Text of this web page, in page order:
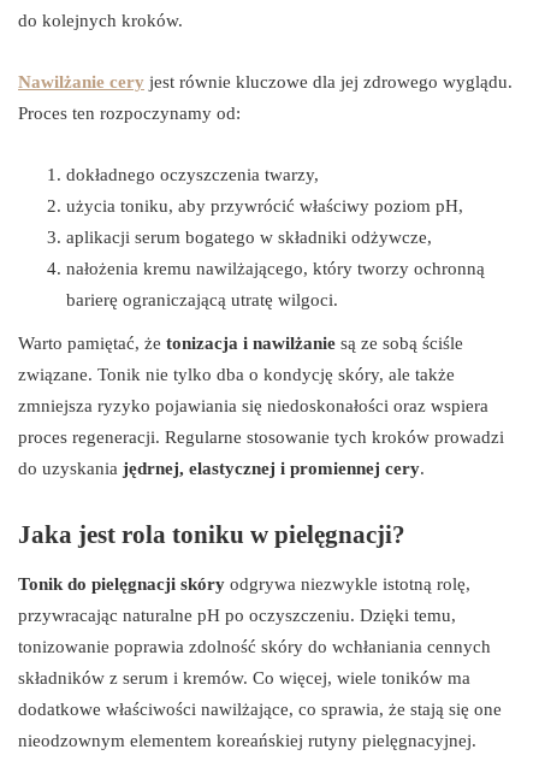
do kolejnych kroków.
Nawilżanie cery jest równie kluczowe dla jej zdrowego wyglądu.
Proces ten rozpoczynamy od:
dokładnego oczyszczenia twarzy,
użycia toniku, aby przywrócić właściwy poziom pH,
aplikacji serum bogatego w składniki odżywcze,
nałożenia kremu nawilżającego, który tworzy ochronną
barierę ograniczającą utratę wilgoci.
Warto pamiętać, że tonizacja i nawilżanie są ze sobą ściśle
związane. Tonik nie tylko dba o kondycję skóry, ale także
zmniejsza ryzyko pojawiania się niedoskonałości oraz wspiera
proces regeneracji. Regularne stosowanie tych kroków prowadzi
do uzyskania jędrnej, elastycznej i promiennej cery.
Jaka jest rola toniku w pielęgnacji?
Tonik do pielęgnacji skóry odgrywa niezwykle istotną rolę,
przywracając naturalne pH po oczyszczeniu. Dzięki temu,
tonizowanie poprawia zdolność skóry do wchłaniania cennych
składników z serum i kremów. Co więcej, wiele toników ma
dodatkowe właściwości nawilżające, co sprawia, że stają się one
nieodzownym elementem koreańskiej rutyny pielęgnacyjnej.